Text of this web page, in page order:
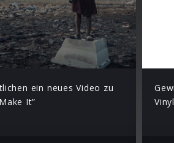
ein neues Video zu
It”